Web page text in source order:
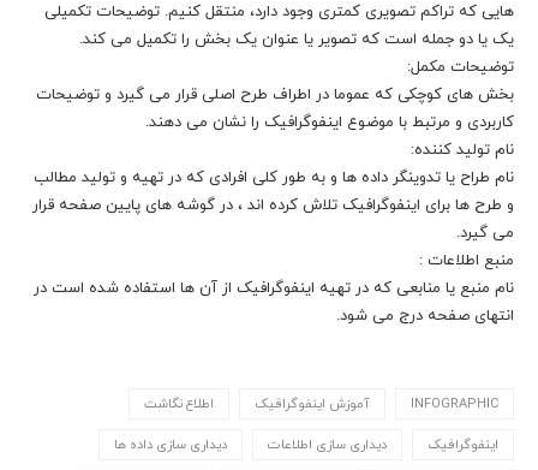
هایی که تراکم تصویری کمتری وجود دارد، منتقل کنیم. توضیحات تکمیلی
یک یا دو جمله است که تصویر یا عنوان یک بخش را تکمیل می کند.
توضیحات مکمل:
بخش های کوچکی که عموما در اطراف طرح اصلی قرار می گیرد و توضیحات
کاربردی و مرتبط با موضوع اینفوگرافیک را نشان می دهند.
نام تولید کننده:
نام طراح یا تدوینگر داده ها و به طور کلی افرادی که در تهیه و تولید مطالب
و طرح ها برای اینفوگرافیک تلاش کرده اند ، در گوشه های پایین صفحه قرار
می گیرد.
منبع اطلاعات :
نام منبع یا منابعی که در تهیه اینفوگرافیک از آن ها استفاده شده است در
انتهای صفحه درج می شود.
INFOGRAPHIC آموزش اینفوگرافیک اطلاع نگاشت
اینفوگرافیک دیداری سازی اطلاعات دیداری سازی داده ها